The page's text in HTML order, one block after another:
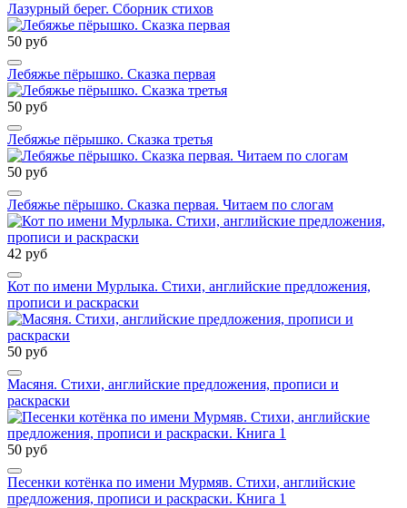
Лазурный берег. Сборник стихов
50 руб
Лебяжье пёрышко. Сказка первая
50 руб
Лебяжье пёрышко. Сказка третья
50 руб
Лебяжье пёрышко. Сказка первая. Читаем по слогам
42 руб
Кот по имени Мурлыка. Стихи, английские предложения,
прописи и раскраски
50 руб
Масяня. Стихи, английские предложения, прописи и
раскраски
50 руб
Песенки котёнка по имени Мурмяв. Стихи, английские
предложения, прописи и раскраски. Книга 1